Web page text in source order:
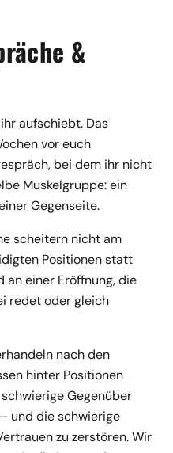
&
aufschiebt. Das
vor euch
bei dem ihr nicht
Muskelgruppe: ein
Gegenseite.
scheitern nicht am
Positionen statt
einer Eröffnung, die
redet oder gleich
nach den
hinter Positionen
Gegenüber
und die schwierige
zu zerstören. Wir